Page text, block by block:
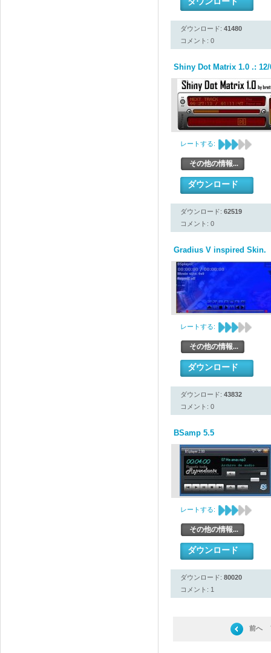
ダウンロード: 41480
コメント: 0
Shiny Dot Matrix 1.0 .: 12/
レートする:
その他の情報...
ダウンロード
ダウンロード: 62519
コメント: 0
Gradius V inspired Skin.
レートする:
その他の情報...
ダウンロード
ダウンロード: 43832
コメント: 0
BSamp 5.5
レートする:
その他の情報...
ダウンロード
ダウンロード: 80020
コメント: 1
前へ